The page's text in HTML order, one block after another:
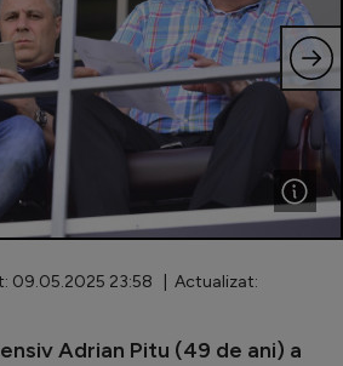
feminin
09.05.2025 23:58 | Actualizat:
Adrian Pitu (49 de ani) a